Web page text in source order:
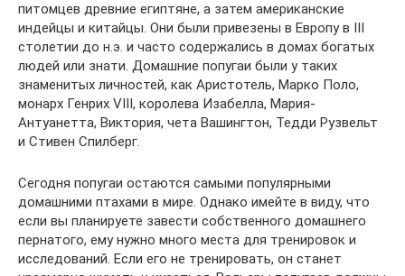
питомцев древние египтяне, а затем американские
индейцы и китайцы. Они были привезены в Европу в III
столетии до н.э. и часто содержались в домах богатых
людей или знати. Домашние попугаи были у таких
знаменитых личностей, как Аристотель, Марко Поло,
монарх Генрих VIII, королева Изабелла, Мария-
Антуанетта, Виктория, чета Вашингтон, Тедди Рузвельт
и Стивен Спилберг.
Сегодня попугаи остаются самыми популярными
домашними птахами в мире. Однако имейте в виду, что
если вы планируете завести собственного домашнего
пернатого, ему нужно много места для тренировок и
исследований. Если его не тренировать, он станет